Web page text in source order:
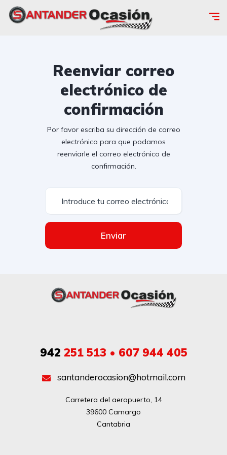
Reenviar correo
electrónico de
confirmación
Por favor escriba su dirección de correo
electrónico para que podamos
reenviarle el correo electrónico de
confirmación.
Enviar
942 251 513 • 607 944 405
santanderocasion@hotmail.com
Carretera del aeropuerto, 14
39600 Camargo
Cantabria